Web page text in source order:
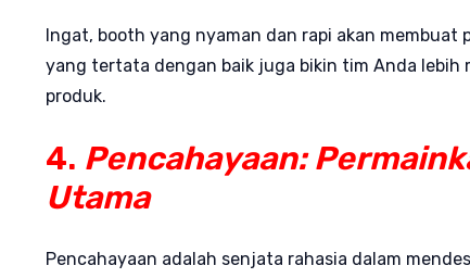
Ingat, booth yang nyaman dan rapi akan
yang tertata dengan baik juga bikin tim Anda
produk.
4. Pencahayaan:
Utama
Pencahayaan adalah senjata rahasia dalam